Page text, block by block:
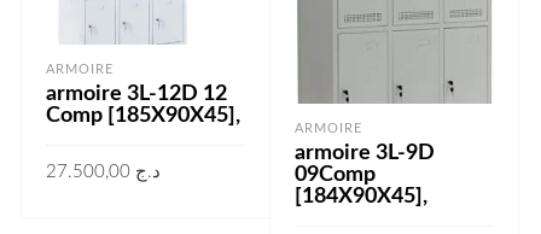
ARMOIRE
armoire 3L-12D 12
Comp [185X90X45],
د.ج 27.500,00
ARMOIRE
armoire 3L-9D
09Comp
[184X90X45],